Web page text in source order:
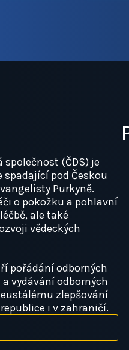
(ČDS) je
pod Českou
Purkyně.
o pokožku a pohlavní
ale také
vědeckých
pořádání odborných
vydávání odborných
zlepšování
i v zahraničí.